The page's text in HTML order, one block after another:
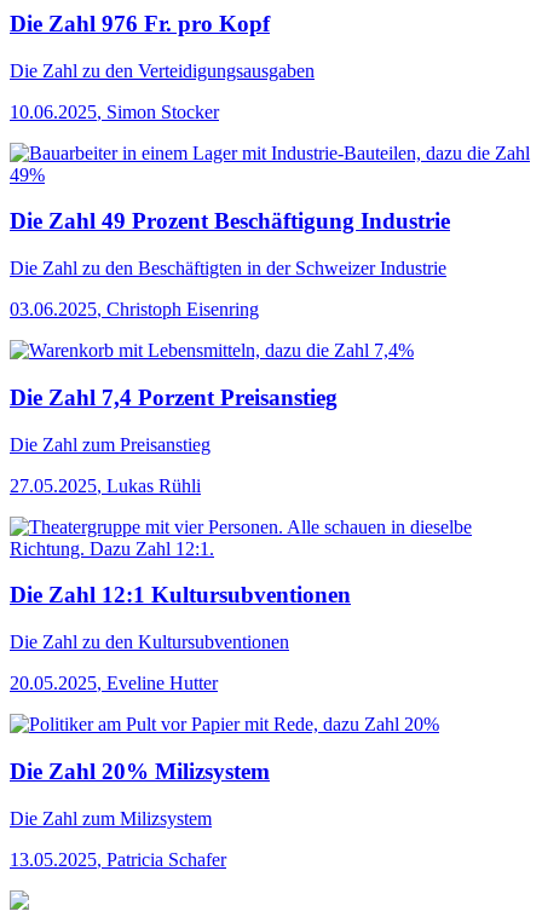
Die Zahl 976 Fr. pro Kopf
Die Zahl zu den Verteidigungsausgaben
10.06.2025, Simon Stocker
Die Zahl 49 Prozent Beschäftigung Industrie
Die Zahl zu den Beschäftigten in der Schweizer Industrie
03.06.2025, Christoph Eisenring
Die Zahl 7,4 Porzent Preisanstieg
Die Zahl zum Preisanstieg
27.05.2025, Lukas Rühli
Die Zahl 12:1 Kultursubventionen
Die Zahl zu den Kultursubventionen
20.05.2025, Eveline Hutter
Die Zahl 20% Milizsystem
Die Zahl zum Milizsystem
13.05.2025, Patricia Schafer